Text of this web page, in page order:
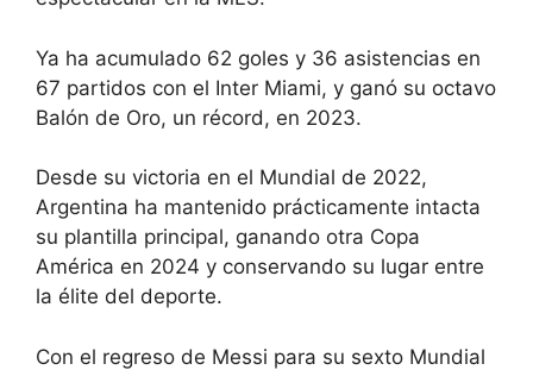
Ya ha acumulado 62 goles y 36 asistencias en
67 partidos con el Inter Miami, y ganó su octavo
Balón de Oro, un récord, en 2023.
Desde su victoria en el Mundial de 2022,
Argentina ha mantenido prácticamente intacta
su plantilla principal, ganando otra Copa
América en 2024 y conservando su lugar entre
la élite del deporte.
Con el regreso de Messi para su sexto Mundial